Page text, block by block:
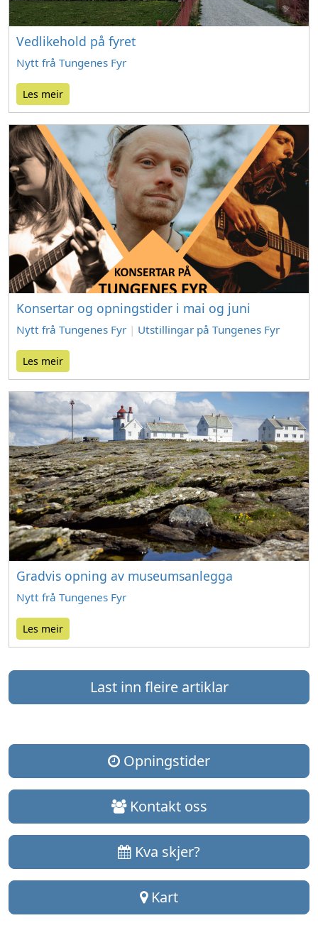
Vedlikehold på fyret
Nytt frå Tungenes Fyr
Les meir
Konsertar og opningstider i mai og juni
Nytt frå Tungenes Fyr | Utstillingar på Tungenes Fyr
Les meir
Gradvis opning av museumsanlegga
Nytt frå Tungenes Fyr
Les meir
Last inn fleire artiklar
Opningstider
Kontakt oss
Kva skjer?
Kart